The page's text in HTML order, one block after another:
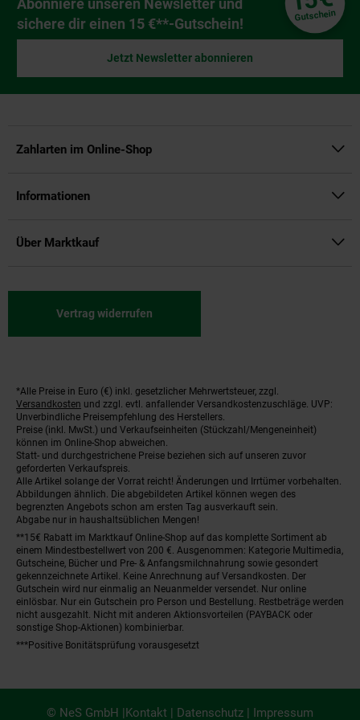
sichere dir einen 15 €**-Gutschein!
Gutschein
Jetzt Newsletter abonnieren
Zahlarten im Online-Shop
Informationen
Über Marktkauf
Vertrag widerrufen
Fußnoten
*Alle Preise in Euro (€) inkl. gesetzlicher Mehrwertsteuer, zzgl.
Versandkosten und zzgl. evtl. anfallender Versandkostenzuschläge. UVP:
Unverbindliche Preisempfehlung des Herstellers.
Preise (inkl. MwSt.) und Verkaufseinheiten (Stückzahl/Mengeneinheit)
können im Online-Shop abweichen.
Statt- und durchgestrichene Preise beziehen sich auf unseren zuvor
geforderten Verkaufspreis.
Alle Artikel solange der Vorrat reicht! Änderungen und Irrtümer vorbehalten.
Abbildungen ähnlich. Die abgebildeten Artikel können wegen des
begrenzten Angebots schon am ersten Tag ausverkauft sein.
Abgabe nur in haushaltsüblichen Mengen!
**15€ Rabatt im Marktkauf Online-Shop auf das komplette Sortiment ab
einem Mindestbestellwert von 200 €. Ausgenommen: Kategorie Multimedia,
Gutscheine, Bücher und Pre- & Anfangsmilchnahrung sowie gesondert
gekennzeichnete Artikel. Keine Anrechnung auf Versandkosten. Der
Gutschein wird nur einmalig an Neuanmelder versendet. Nur online
einlösbar. Nur ein Gutschein pro Person und Bestellung. Restbeträge werden
nicht ausgezahlt. Nicht mit anderen Aktionsvorteilen (PAYBACK oder
sonstige Shop-Aktionen) kombinierbar.
***Positive Bonitätsprüfung vorausgesetzt
© NeS GmbH |Kontakt | Datenschutz | Impressum